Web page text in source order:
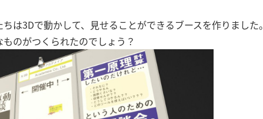
は3Dで動かして、見せることができるブースを作りました。
のがつくられたのでしょう？